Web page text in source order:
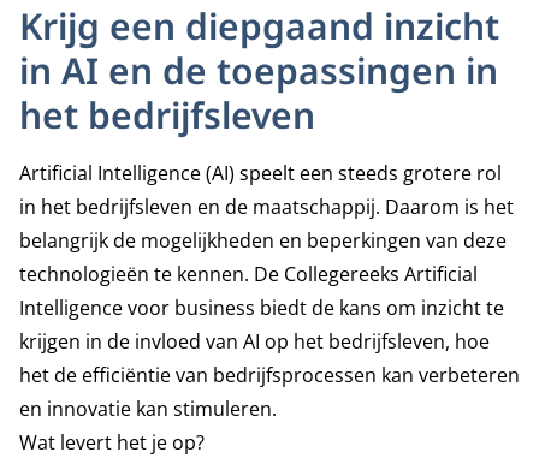
Krijg een diepgaand inzicht
in AI en de toepassingen in
het bedrijfsleven
Artificial Intelligence (AI) speelt een steeds grotere rol
in het bedrijfsleven en de maatschappij. Daarom is het
belangrijk de mogelijkheden en beperkingen van deze
technologieën te kennen. De Collegereeks Artificial
Intelligence voor business biedt de kans om inzicht te
krijgen in de invloed van AI op het bedrijfsleven, hoe
het de efficiëntie van bedrijfsprocessen kan verbeteren
en innovatie kan stimuleren.
Wat levert het je op?